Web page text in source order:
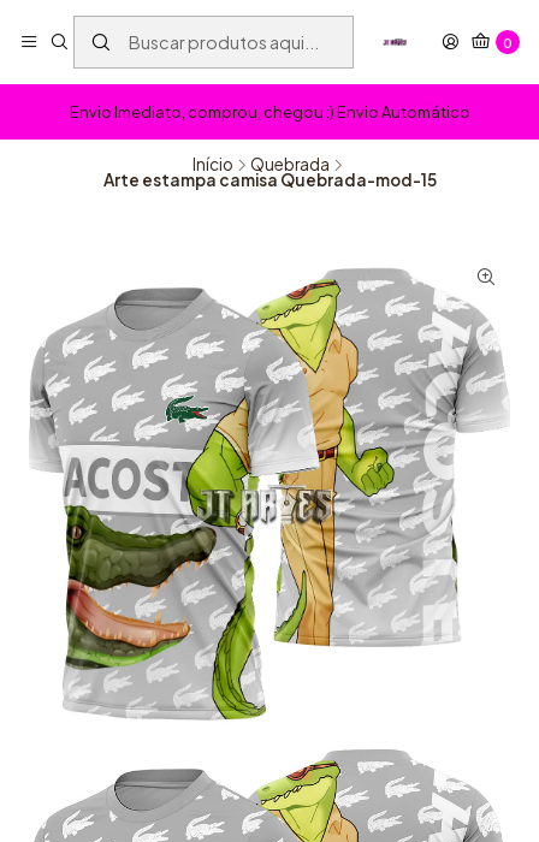
0
Envio Imediato, comprou, chegou :) Envio Automático
Início Quebrada
Arte estampa camisa Quebrada-mod-15